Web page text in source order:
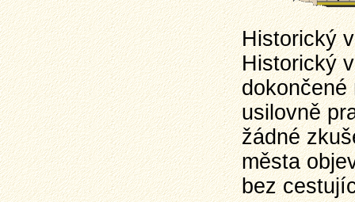
Historický
Historický
dokončené
usilovně
žádné
města
bez